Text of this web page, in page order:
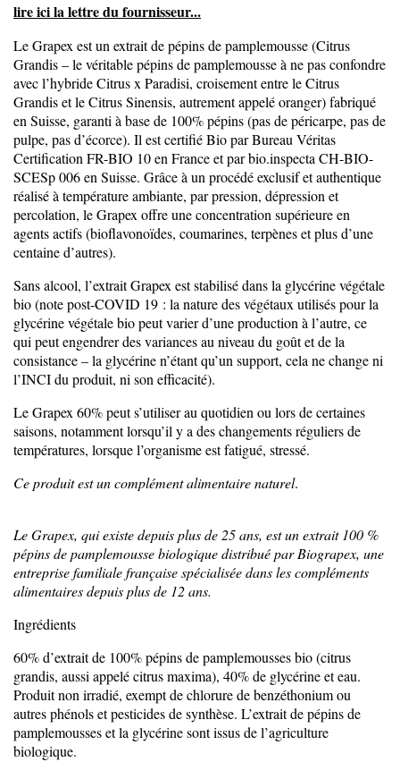
lire ici la lettre du fournisseur...
Le Grapex est un extrait de pépins de pamplemousse (Citrus
Grandis – le véritable pépins de pamplemousse à ne pas confondre
avec l’hybride Citrus x Paradisi, croisement entre le Citrus
Grandis et le Citrus Sinensis, autrement appelé oranger) fabriqué
en Suisse, garanti à base de 100% pépins (pas de péricarpe, pas de
pulpe, pas d’écorce). Il est certifié Bio par Bureau Véritas
Certification FR-BIO 10 en France et par bio.inspecta CH-BIO-
SCESp 006 en Suisse. Grâce à un procédé exclusif et authentique
réalisé à température ambiante, par pression, dépression et
percolation, le Grapex offre une concentration supérieure en
agents actifs (bioflavonoïdes, coumarines, terpènes et plus d’une
centaine d’autres).
Sans alcool, l’extrait Grapex est stabilisé dans la glycérine végétale
bio (note post-COVID 19 : la nature des végétaux utilisés pour la
glycérine végétale bio peut varier d’une production à l’autre, ce
qui peut engendrer des variances au niveau du goût et de la
consistance – la glycérine n’étant qu’un support, cela ne change ni
l’INCI du produit, ni son efficacité).
Le Grapex 60% peut s’utiliser au quotidien ou lors de certaines
saisons, notamment lorsqu’il y a des changements réguliers de
températures, lorsque l’organisme est fatigué, stressé.
Ce produit est un complément alimentaire naturel.
Le Grapex, qui existe depuis plus de 25 ans, est un extrait 100 %
pépins de pamplemousse biologique distribué par Biograpex, une
entreprise familiale française spécialisée dans les compléments
alimentaires depuis plus de 12 ans.
Ingrédients
60% d’extrait de 100% pépins de pamplemousses bio (citrus
grandis, aussi appelé citrus maxima), 40% de glycérine et eau.
Produit non irradié, exempt de chlorure de benzéthonium ou
autres phénols et pesticides de synthèse. L’extrait de pépins de
pamplemousses et la glycérine sont issus de l’agriculture
biologique.